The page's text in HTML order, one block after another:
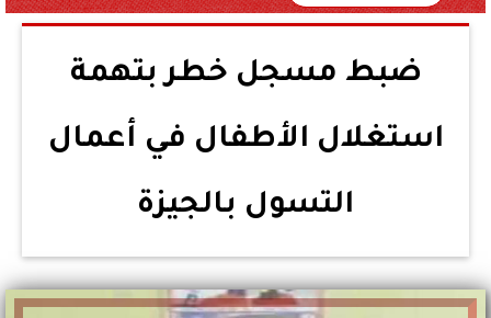
ضبط مسجل خطر بتهمة
استغلال الأطفال في أعمال
التسول بالجيزة